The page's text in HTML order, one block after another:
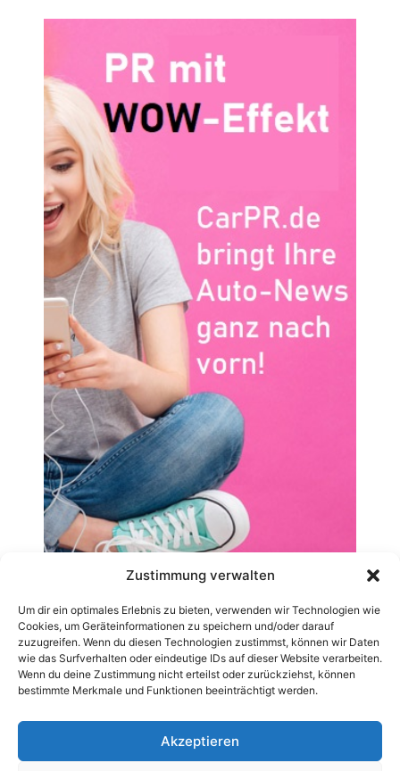
Zustimmung verwalten
Um dir ein optimales Erlebnis zu bieten, verwenden wir Technologien wie
Cookies, um Geräteinformationen zu speichern und/oder darauf
zuzugreifen. Wenn du diesen Technologien zustimmst, können wir Daten
wie das Surfverhalten oder eindeutige IDs auf dieser Website verarbeiten.
Wenn du deine Zustimmung nicht erteilst oder zurückziehst, können
bestimmte Merkmale und Funktionen beeinträchtigt werden.
Akzeptieren